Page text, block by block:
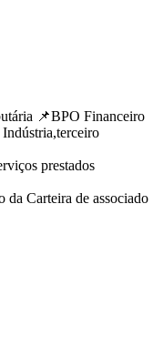
📌BPO Financeiro
prestados
Carteira de associado